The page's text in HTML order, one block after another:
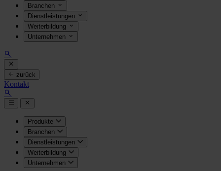
Branchen
Dienstleistungen
Weiterbildung
Unternehmen
zurück
Kontakt
Produkte
Branchen
Dienstleistungen
Weiterbildung
Unternehmen